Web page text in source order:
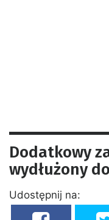
Dodatkowy
wydłużony
Udostępnij na: